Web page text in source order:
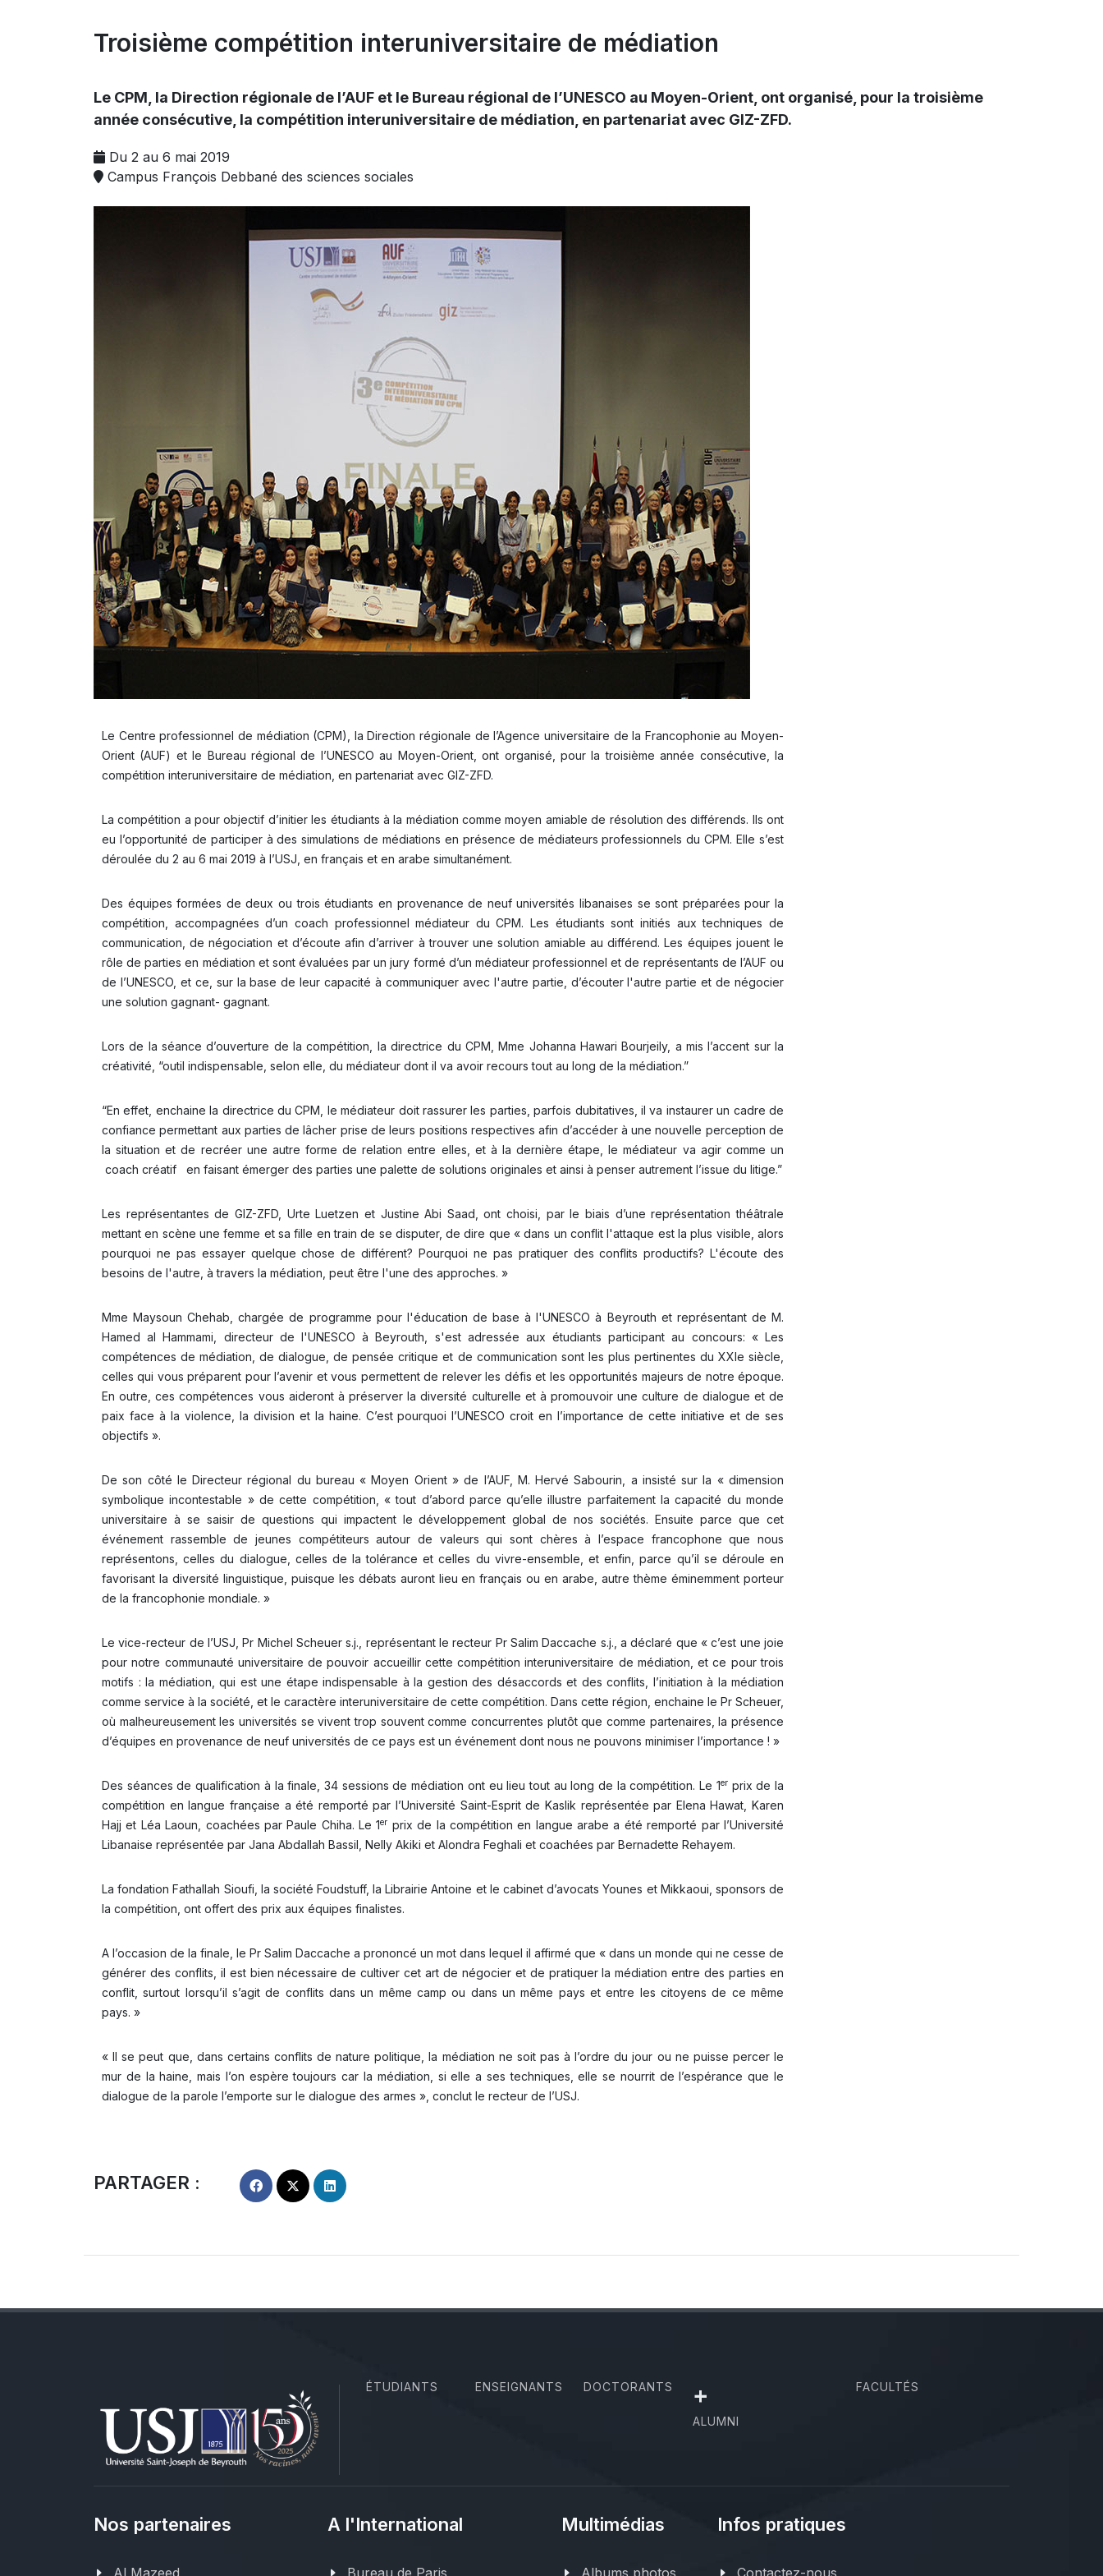
Troisième compétition interuniversitaire de médiation
Le CPM, la Direction régionale de l’AUF et le Bureau régional de l’UNESCO au Moyen-Orient, ont organisé, pour la troisième
année consécutive, la compétition interuniversitaire de médiation, en partenariat avec GIZ-ZFD.
Du 2 au 6 mai 2019
Campus François Debbané des sciences sociales
Le Centre professionnel de médiation (CPM), la Direction régionale de l’Agence universitaire de la Francophonie au Moyen-
Orient (AUF) et le Bureau régional de l’UNESCO au Moyen-Orient, ont organisé, pour la troisième année consécutive, la
compétition interuniversitaire de médiation, en partenariat avec GIZ-ZFD.
La compétition a pour objectif d’initier les étudiants à la médiation comme moyen amiable de résolution des différends. Ils ont
eu l’opportunité de participer à des simulations de médiations en présence de médiateurs professionnels du CPM. Elle s’est
déroulée du 2 au 6 mai 2019 à l’USJ, en français et en arabe simultanément.
Des équipes formées de deux ou trois étudiants en provenance de neuf universités libanaises se sont préparées pour la
compétition, accompagnées d’un coach professionnel médiateur du CPM. Les étudiants sont initiés aux techniques de
communication, de négociation et d’écoute afin d’arriver à trouver une solution amiable au différend. Les équipes jouent le
rôle de parties en médiation et sont évaluées par un jury formé d’un médiateur professionnel et de représentants de l’AUF ou
de l’UNESCO, et ce, sur la base de leur capacité à communiquer avec l'autre partie, d’écouter l'autre partie et de négocier
une solution gagnant- gagnant.
Lors de la séance d’ouverture de la compétition, la directrice du CPM, Mme Johanna Hawari Bourjeily, a mis l’accent sur la
créativité, “outil indispensable, selon elle, du médiateur dont il va avoir recours tout au long de la médiation.”
“En effet, enchaine la directrice du CPM, le médiateur doit rassurer les parties, parfois dubitatives, il va instaurer un cadre de
confiance permettant aux parties de lâcher prise de leurs positions respectives afin d’accéder à une nouvelle perception de
la situation et de recréer une autre forme de relation entre elles, et à la dernière étape, le médiateur va agir comme un
coach créatif en faisant émerger des parties une palette de solutions originales et ainsi à penser autrement l’issue du litige.”
Les représentantes de GIZ-ZFD, Urte Luetzen et Justine Abi Saad, ont choisi, par le biais d’une représentation théâtrale
mettant en scène une femme et sa fille en train de se disputer, de dire que « dans un conflit l'attaque est la plus visible, alors
pourquoi ne pas essayer quelque chose de différent? Pourquoi ne pas pratiquer des conflits productifs? L'écoute des
besoins de l'autre, à travers la médiation, peut être l'une des approches. »
Mme Maysoun Chehab, chargée de programme pour l'éducation de base à l'UNESCO à Beyrouth et représentant de M.
Hamed al Hammami, directeur de l'UNESCO à Beyrouth, s'est adressée aux étudiants participant au concours: « Les
compétences de médiation, de dialogue, de pensée critique et de communication sont les plus pertinentes du XXIe siècle,
celles qui vous préparent pour l’avenir et vous permettent de relever les défis et les opportunités majeurs de notre époque.
En outre, ces compétences vous aideront à préserver la diversité culturelle et à promouvoir une culture de dialogue et de
paix face à la violence, la division et la haine. C’est pourquoi l’UNESCO croit en l’importance de cette initiative et de ses
objectifs ».
De son côté le Directeur régional du bureau « Moyen Orient » de l’AUF, M. Hervé Sabourin, a insisté sur la « dimension
symbolique incontestable » de cette compétition, « tout d’abord parce qu’elle illustre parfaitement la capacité du monde
universitaire à se saisir de questions qui impactent le développement global de nos sociétés. Ensuite parce que cet
événement rassemble de jeunes compétiteurs autour de valeurs qui sont chères à l’espace francophone que nous
représentons, celles du dialogue, celles de la tolérance et celles du vivre-ensemble, et enfin, parce qu’il se déroule en
favorisant la diversité linguistique, puisque les débats auront lieu en français ou en arabe, autre thème éminemment porteur
de la francophonie mondiale. »
Le vice-recteur de l’USJ, Pr Michel Scheuer s.j., représentant le recteur Pr Salim Daccache s.j., a déclaré que « c’est une joie
pour notre communauté universitaire de pouvoir accueillir cette compétition interuniversitaire de médiation, et ce pour trois
motifs : la médiation, qui est une étape indispensable à la gestion des désaccords et des conflits, l’initiation à la médiation
comme service à la société, et le caractère interuniversitaire de cette compétition. Dans cette région, enchaine le Pr Scheuer,
où malheureusement les universités se vivent trop souvent comme concurrentes plutôt que comme partenaires, la présence
d’équipes en provenance de neuf universités de ce pays est un événement dont nous ne pouvons minimiser l’importance ! »
Des séances de qualification à la finale, 34 sessions de médiation ont eu lieu tout au long de la compétition. Le 1erprix de la
compétition en langue française a été remporté par l’Université Saint-Esprit de Kaslik représentée par Elena Hawat, Karen
Hajj et Léa Laoun, coachées par Paule Chiha. Le 1er prix de la compétition en langue arabe a été remporté par l’Université
Libanaise représentée par Jana Abdallah Bassil, Nelly Akiki et Alondra Feghali et coachées par Bernadette Rehayem.
La fondation Fathallah Sioufi, la société Foudstuff, la Librairie Antoine et le cabinet d’avocats Younes et Mikkaoui, sponsors de
la compétition, ont offert des prix aux équipes finalistes.
A l’occasion de la finale, le Pr Salim Daccache a prononcé un mot dans lequel il affirmé que « dans un monde qui ne cesse de
générer des conflits, il est bien nécessaire de cultiver cet art de négocier et de pratiquer la médiation entre des parties en
conflit, surtout lorsqu’il s’agit de conflits dans un même camp ou dans un même pays et entre les citoyens de ce même
pays. »
« Il se peut que, dans certains conflits de nature politique, la médiation ne soit pas à l’ordre du jour ou ne puisse percer le
mur de la haine, mais l’on espère toujours car la médiation, si elle a ses techniques, elle se nourrit de l’espérance que le
dialogue de la parole l’emporte sur le dialogue des armes », conclut le recteur de l’USJ.
PARTAGER :
ÉTUDIANTS ENSEIGNANTS DOCTORANTS +
ALUMNI
FACULTÉS
Nos partenaires A l'International Multimédias Infos pratiques